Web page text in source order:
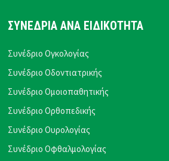
ΣΥΝΕΔΡΙΑ ΑΝΑ ΕΙΔΙΚΟΤΗΤΑ
Συνέδριο Ογκολογίας
Συνέδριο Οδοντιατρικής
Συνέδριο Ομοιοπαθητικής
Συνέδριο Ορθοπεδικής
Συνέδριο Ουρολογίας
Συνέδριο Οφθαλμολογίας